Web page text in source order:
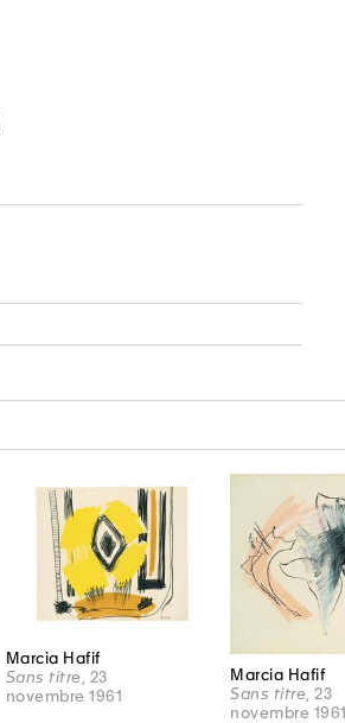
Marcia Hafif
Sans titre , 23
novembre 1961
Marcia Hafif
Sans titre , 23
novembre 1961